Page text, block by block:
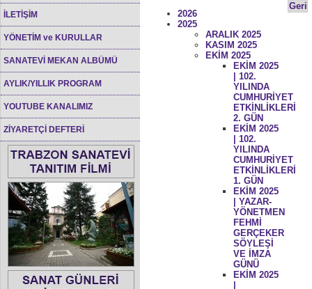
İLETİŞİM
YÖNETİM ve KURULLAR
SANATEVİ MEKAN ALBÜMÜ
AYLIK/YILLIK PROGRAM
YOUTUBE KANALIMIZ
ZİYARETÇİ DEFTERİ
Geri
2026
2025
ARALIK 2025
KASIM 2025
EKİM 2025
EKİM 2025
| 102.
YILINDA
CUMHURİYET
ETKİNLİKLERİ
2. GÜN
EKİM 2025
| 102.
YILINDA
CUMHURİYET
ETKİNLİKLERİ
1. GÜN
EKİM 2025
| YAZAR-
YÖNETMEN
FEHMİ
GERÇEKER
SÖYLEŞİ
VE İMZA
GÜNÜ
EKİM 2025